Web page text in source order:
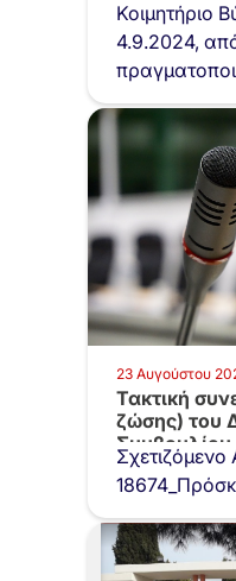
Κοιμητήριο
4.9.2024, από
23 Αυγούστου
Τακτική
ζώσης) του
28/08/
Σχετιζόμενο